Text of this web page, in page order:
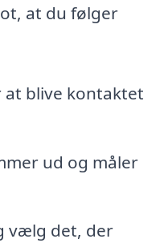
at du følger
at blive kontaktet
ud og måler
vælg det, der